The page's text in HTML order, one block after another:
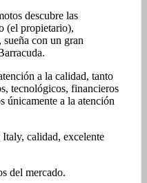
descubre las
(el propietario),
con un gran
a la calidad, tanto
tecnológicos, financieros
únicamente a la atención
calidad, excelente
del mercado.